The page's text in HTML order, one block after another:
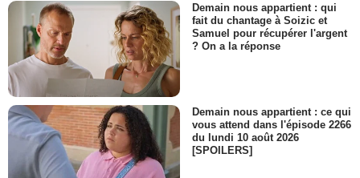
Demain nous appartient : qui
fait du chantage à Soizic et
Samuel pour récupérer l'argent
? On a la réponse
Demain nous appartient : ce qui
vous attend dans l'épisode 2266
du lundi 10 août 2026
[SPOILERS]